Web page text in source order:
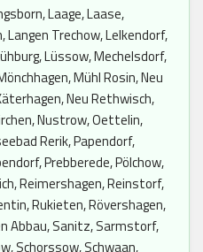
Laage, Laase,
Trechow, Lelkendorf,
Lüssow, Mechelsdorf,
Mühl Rosin, Neu
Neu Rethwisch,
Nustrow, Oettelin,
Rerik, Papendorf,
Prebberede, Pölchow,
Reimershagen, Reinstorf,
Rukieten, Rövershagen,
Abbau, Sanitz, Sarmstorf,
Schorssow, Schwaan,